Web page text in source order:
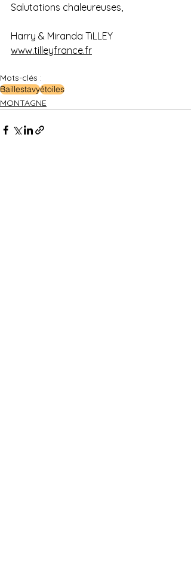
Salutations chaleureuses,
Harry & Miranda TiLLEY
www.tilleyfrance.fr
Mots-clés :
Baillestavyétoiles
MONTAGNE